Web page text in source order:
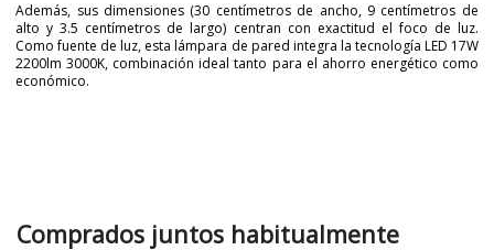
Además, sus dimensiones (30 centímetros de ancho, 9 centímetros de
alto y 3.5 centímetros de largo) centran con exactitud el foco de luz.
Como fuente de luz, esta lámpara de pared integra la tecnología LED 17W
2200lm 3000K, combinación ideal tanto para el ahorro energético como
económico.
Largo (cm)
3.5
Comprados juntos habitualmente